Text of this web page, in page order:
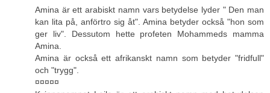
Amina är ett arabiskt namn vars betydelse lyder " Den man
kan lita på, anförtro sig åt". Amina betyder också "hon som
ger liv". Dessutom hette profeten Mohammeds mamma
Amina.
Amina är också ett afrikanskt namn som betyder "fridfull"
och "trygg".
¤¤¤¤¤